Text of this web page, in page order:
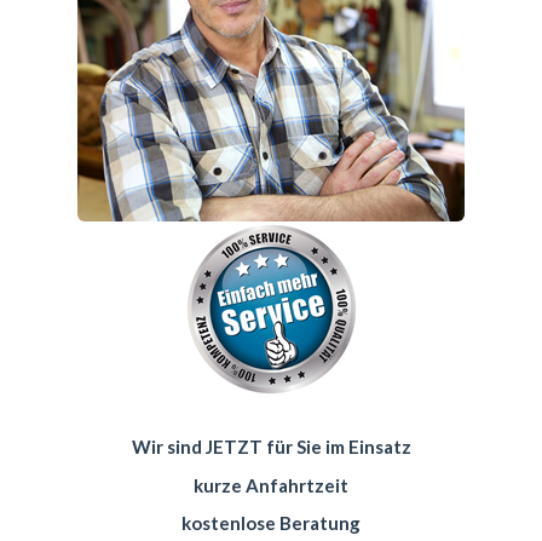
Wir sind JETZT für Sie im Einsatz
kurze Anfahrtzeit
kostenlose Beratung